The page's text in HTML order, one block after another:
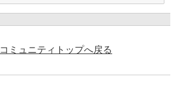
コミュニティトップへ戻る